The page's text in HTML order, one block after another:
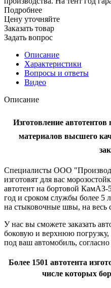
Подробнее
Цену уточняйте
Заказать товар
Задать вопрос
Описание
Характеристики
Вопросы и ответы
Видео
Описание
Изготовление
материалов высшего
Специалисты ООО
изготовят для вас
автотент на бортовой КамАЗ-
год и сроком службы более 5
на стыковочные швы, на весь
У нас вы сможете заказать
боковую и верхнюю
под ваш автомобиль,
Более 1501 автотента
числе которых